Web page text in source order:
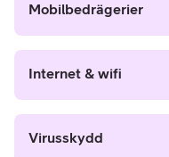
Mobilbedrägerier
Internet & wifi
Virusskydd